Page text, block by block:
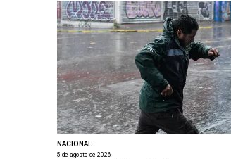
NACIONAL
5 de agosto de 2026